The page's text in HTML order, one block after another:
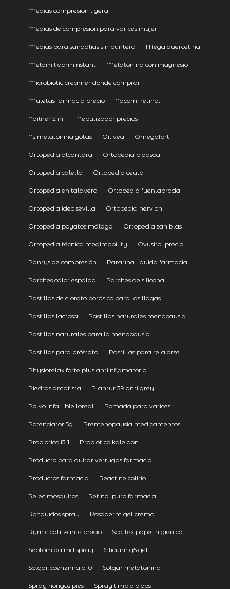
Medias compresión ligera
Medias de compresión para varices mujer
Medias para sandalias sin puntera Mega quercetina
Melamil dorminstant Melatonina con magnesio
Microbiotic creamer donde comprar
Muletas farmacia precio Nacomi retinol
Nailner 2 in 1 Nebulizador precios
Ns melatonina gotas Oil vea Omegafort
Ortopedia alcantara Ortopedia bidasoa
Ortopedia calella Ortopedia ceuta
Ortopedia en talavera Ortopedia fuenlabrada
Ortopedia ideo sevilla Ortopedia nervion
Ortopedia poyatos málaga Ortopedia san blas
Ortopedia técnica medimobility Ovusitol precio
Pantys de compresión Parafina liquida farmacia
Parches calor espalda Parches de silicona
Pastillas de clorato potásico para las llagas
Pastillas lactosa Pastillas naturales menopausia
Pastillas naturales para la menopausia
Pastillas para próstata Pastillas para relajarse
Physiorelax forte plus antiinflamatorio
Piedras amatista Plantur 39 anti grey
Polvo infallible loreal Pomada para varices
Potenciator 5g Premenopausia medicamentos
Probiotico i3.1 Probiotico kaleidon
Producto para quitar verrugas farmacia
Productos farmacia Reactine colirio
Relec mosquitos Retinol puro farmacia
Ronquidos spray Rosaderm gel crema
Rym cicatrizante precio Scottex papel higienico
Septomida md spray Silicium g5 gel
Solgar coenzima q10 Solgar melatonina
Spray hongos pies Spray limpia oidos